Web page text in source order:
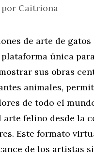
por Caitriona
de arte de
única
sus obras
animales,
de todo el
arte felino desde la
Este formato
de los artistas